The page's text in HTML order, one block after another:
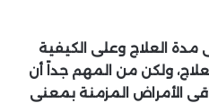
مدة العلاج وعلى الكيفية
ولكن من المهم جداً أن
الأمراض المزمنة بمعنى